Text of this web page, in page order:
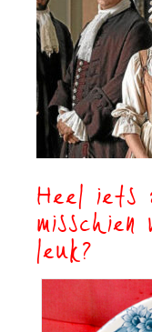
Heel iets
leuk?